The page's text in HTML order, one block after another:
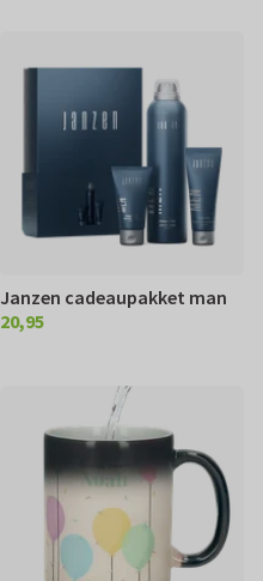
Janzen cadeaupakket man
€ 20,95
20,95